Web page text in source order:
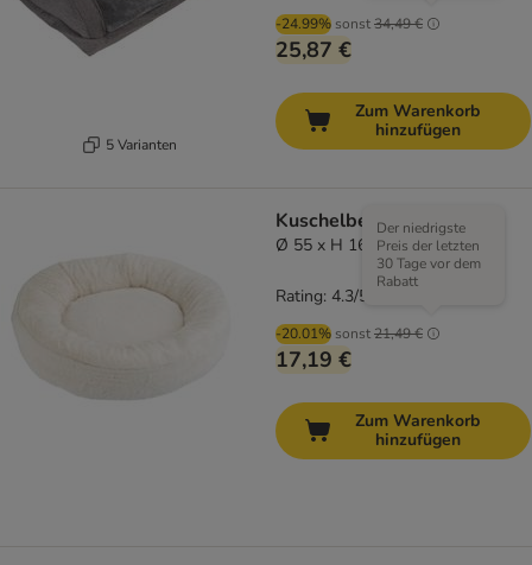
5 Varianten
-24.99% sonst34,49 €
25,87 €
Zum Warenkorb
hinzufügen
Kuschelbett Angora
Ø 55 x H 16 cm
-20.01% sonst21,49 €
Der niedrigste
Preis der letzten
30 Tage vor dem
Rabatt
17,19 €
Rating: 4.3/5
Zum Warenkorb
hinzufügen